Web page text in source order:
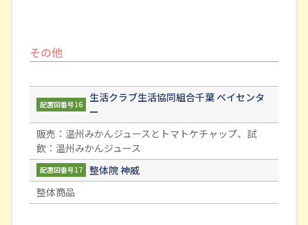
その他
配置図番号16
生活クラブ生活協同組合千葉 ベイセンタ
ー
販売：温州みかんジュースとトマトケチャップ、試
飲：温州みかんジュース
配置図番号17
整体院 神威
整体商品